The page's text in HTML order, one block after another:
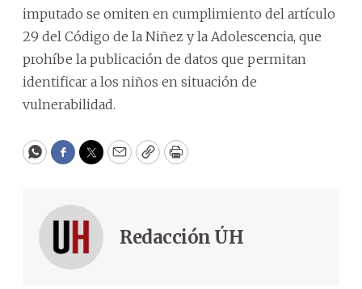
imputado se omiten en cumplimiento del artículo
29 del Código de la Niñez y la Adolescencia, que
prohíbe la publicación de datos que permitan
identificar a los niños en situación de
vulnerabilidad.
WhatsApp
Facebook
Twitter
EmailCopyPrint
Redacción ÚH